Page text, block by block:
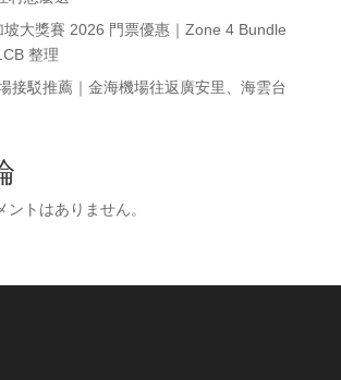
坡大獎賽 2026 門票優惠｜Zone 4 Bundle
整理
接駁推薦｜金海機場往返廣安里、海雲台
トはありません。